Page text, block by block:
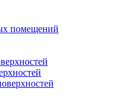
помещений